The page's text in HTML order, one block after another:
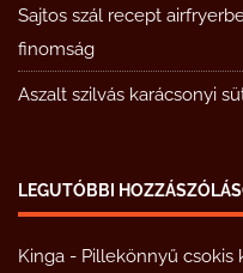
Sajtos szál recept
finomság
Aszalt szilvás karácsonyi
LEGUTÓBBI
Kinga - Pillekönnyű csokis